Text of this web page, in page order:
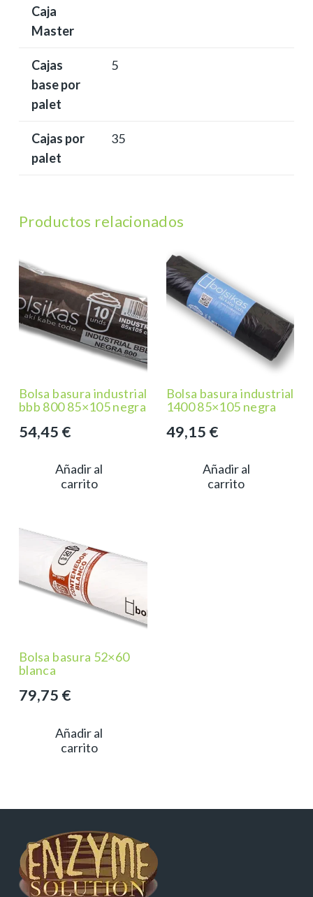
Caja
Master
Cajas
base por
palet
5
Cajas por
palet
35
Productos relacionados
Bolsa basura industrial
bbb 800 85×105 negra
54,45 €
Añadir al
carrito
Bolsa basura industrial
1400 85×105 negra
49,15 €
Añadir al
carrito
Bolsa basura 52×60
blanca
79,75 €
Añadir al
carrito